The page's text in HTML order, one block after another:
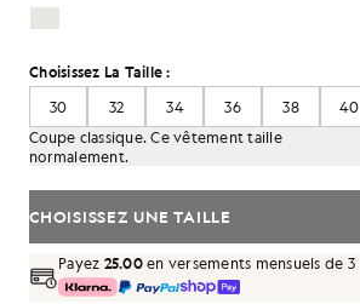
Choisissez La Taille :
30
32 34 36 38
40
Coupe classique. Ce vêtement taille
normalement.
CHOISISSEZ UNE TAILLE
Payez 25.00en versements mensuels de 3